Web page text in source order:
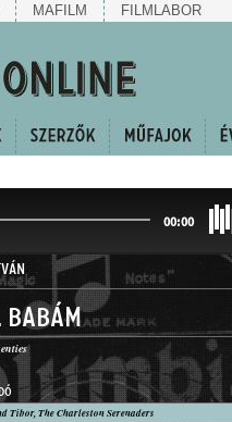
MAFILM FILMLABOR
00:00
Tibor, The Charleston Serenaders